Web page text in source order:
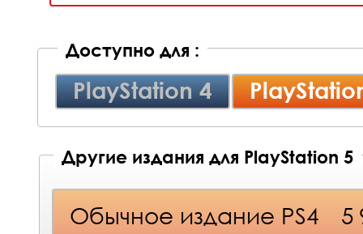
Доступно для :
PlayStation 4
Другие издания для PlayStation 5
Обычное издание PS4 5